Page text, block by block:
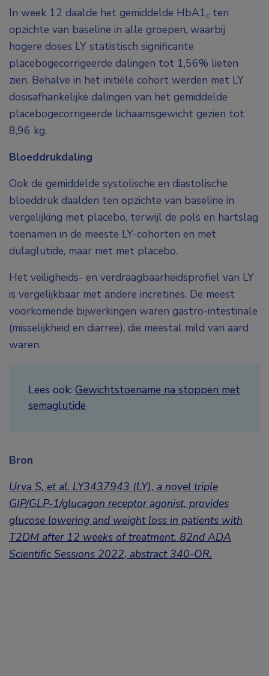
In week 12 daalde het gemiddelde HbA1c ten
opzichte van baseline in alle groepen, waarbij
hogere doses LY statistisch significante
placebogecorrigeerde dalingen tot 1,56% lieten
zien. Behalve in het initiële cohort werden met LY
dosisafhankelijke dalingen van het gemiddelde
placebogecorrigeerde lichaamsgewicht gezien tot
8,96 kg.
Bloeddrukdaling
Ook de gemiddelde systolische en diastolische
bloeddruk daalden ten opzichte van baseline in
vergelijking met placebo, terwijl de pols en hartslag
toenamen in de meeste LY-cohorten en met
dulaglutide, maar niet met placebo.
Het veiligheids- en verdraagbaarheidsprofiel van LY
is vergelijkbaar met andere incretines. De meest
voorkomende bijwerkingen waren gastro-intestinale
(misselijkheid en diarree), die meestal mild van aard
waren.
Lees ook: Gewichtstoename na stoppen met
semaglutide
Bron
Urva S, et al. LY3437943 (LY), a novel triple
GIP/GLP-1/glucagon receptor agonist, provides
glucose lowering and weight loss in patients with
T2DM after 12 weeks of treatment. 82nd ADA
Scientific Sessions 2022, abstract340-OR.